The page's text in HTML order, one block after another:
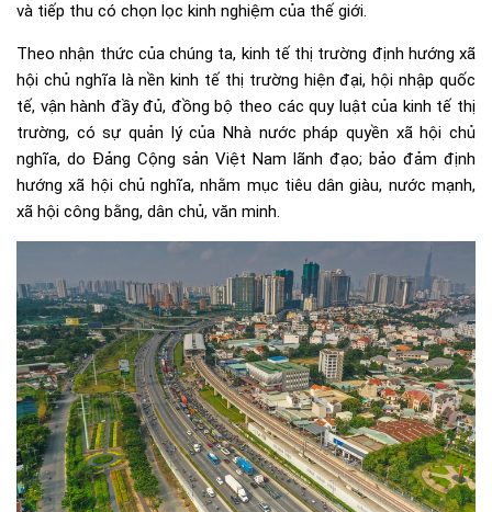
và tiếp thu có chọn lọc kinh nghiệm của thế giới.
Theo nhận thức của chúng ta, kinh tế thị trường định hướng xã
hội chủ nghĩa là nền kinh tế thị trường hiện đại, hội nhập quốc
tế, vận hành đầy đủ, đồng bộ theo các quy luật của kinh tế thị
trường, có sự quản lý của Nhà nước pháp quyền xã hội chủ
nghĩa, do Đảng Cộng sản Việt Nam lãnh đạo; bảo đảm định
hướng xã hội chủ nghĩa, nhằm mục tiêu dân giàu, nước mạnh,
xã hội công bằng, dân chủ, văn minh.